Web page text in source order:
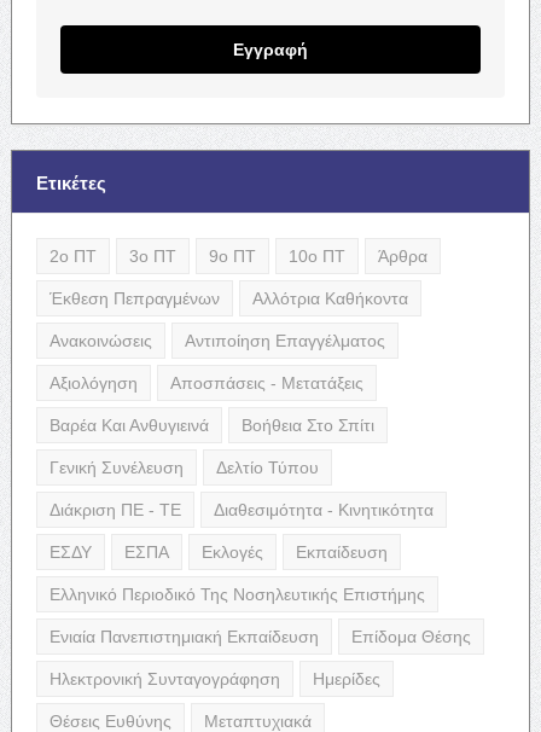
Εγγραφή
Ετικέτες
2ο ΠΤ 3ο ΠΤ 9ο ΠΤ 10ο ΠΤ Άρθρα
Έκθεση Πεπραγμένων Αλλότρια Καθήκοντα
Ανακοινώσεις Αντιποίηση Επαγγέλματος
Αξιολόγηση Αποσπάσεις - Μετατάξεις
Βαρέα Και Ανθυγιεινά Βοήθεια Στο Σπίτι
Γενική Συνέλευση Δελτίο Τύπου
Διάκριση ΠΕ - ΤΕ Διαθεσιμότητα - Κινητικότητα
ΕΣΔΥ ΕΣΠΑ Εκλογές Εκπαίδευση
Ελληνικό Περιοδικό Της Νοσηλευτικής Επιστήμης
Ενιαία Πανεπιστημιακή Εκπαίδευση Επίδομα Θέσης
Ηλεκτρονική Συνταγογράφηση Ημερίδες
Θέσεις Ευθύνης Μεταπτυχιακά